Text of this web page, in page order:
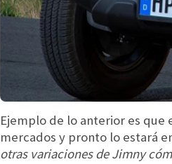
Ejemplo de lo anterior es que
mercados y pronto lo estará
otras variaciones de Jimny